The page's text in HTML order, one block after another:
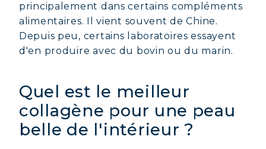
principalement dans certains compléments
alimentaires. Il vient souvent de Chine.
Depuis peu, certains laboratoires essayent
d'en produire avec du bovin ou du marin.
Quel est le meilleur
collagène pour une peau
belle de l'intérieur ?